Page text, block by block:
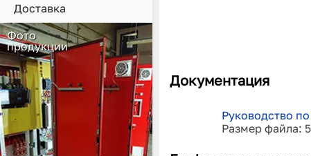
Доставка
Фото
продукции
Документация
Руководство
Размер файла: